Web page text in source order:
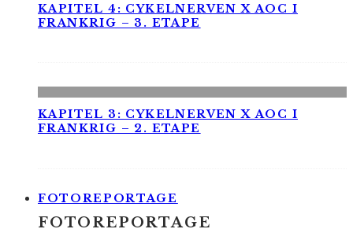
KAPITEL 4: CYKELNERVEN X AOC I
FRANKRIG – 3. ETAPE
KAPITEL 3: CYKELNERVEN X AOC I
FRANKRIG – 2. ETAPE
FOTOREPORTAGE
FOTOREPORTAGE